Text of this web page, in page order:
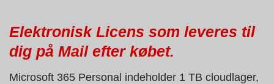
Elektronisk Licens som leveres til
dig på Mail efter købet.
Microsoft 365 Personal indeholder 1 TB cloudlager,